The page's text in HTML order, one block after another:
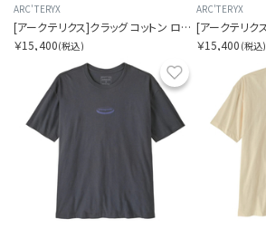
ARC'TERYX
[アークテリクス]クラッグ コットン ロングスリーブ メンズ
￥15,400(税込)
ARC'TERYX
￥15,400 (税込)
お気に入り